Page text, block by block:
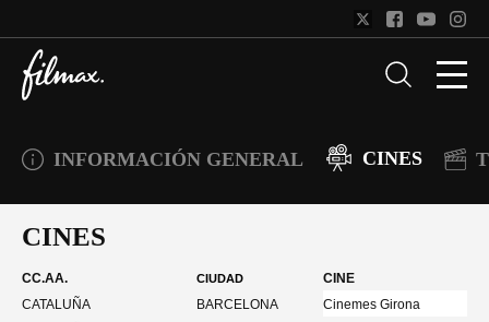
INFORMACIÓN GENERAL CINES
CINES
CC.AA. CIUDAD
CINE
CATALUÑA
BARCELONA
Cinemes Girona